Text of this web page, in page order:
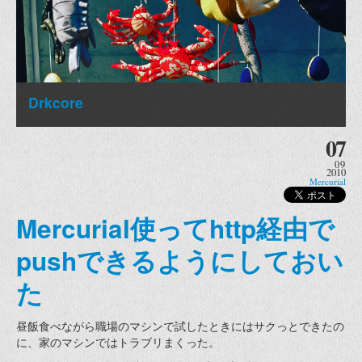
Drkcore
07
09
2010
Mercurial
Mercurial使ってhttp経由で
pushできるようにしておい
た
昼飯食べながら職場のマシンで試したときにはサクっとできたの
に、家のマシンではトラブリまくった。